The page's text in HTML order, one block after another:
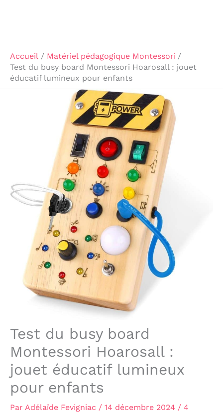
Accueil
Matériel pédagogique Montessori
Test du busy board Montessori Hoarosall : jouet
éducatif lumineux pour enfants
Test du busy board
Montessori Hoarosall :
jouet éducatif lumineux
pour enfants
Par Adélaïde Fevigniac / 14 décembre 2024 / 4